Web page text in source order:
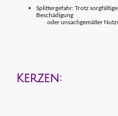
Splittergefahr: Trotz
Beschädigung
oder unsachgemäßer
Kerzen: